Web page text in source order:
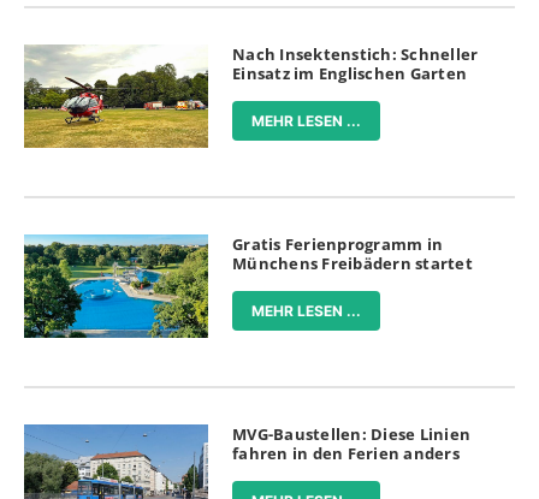
Nach Insektenstich: Schneller
Einsatz im Englischen Garten
MEHR LESEN ...
Gratis Ferienprogramm in
Münchens Freibädern startet
MEHR LESEN ...
MVG-Baustellen: Diese Linien
fahren in den Ferien anders